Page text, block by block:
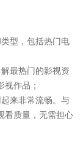
型，包括热门电
最热门的影视资
作品；
来非常流畅。与
看质量，无需担心